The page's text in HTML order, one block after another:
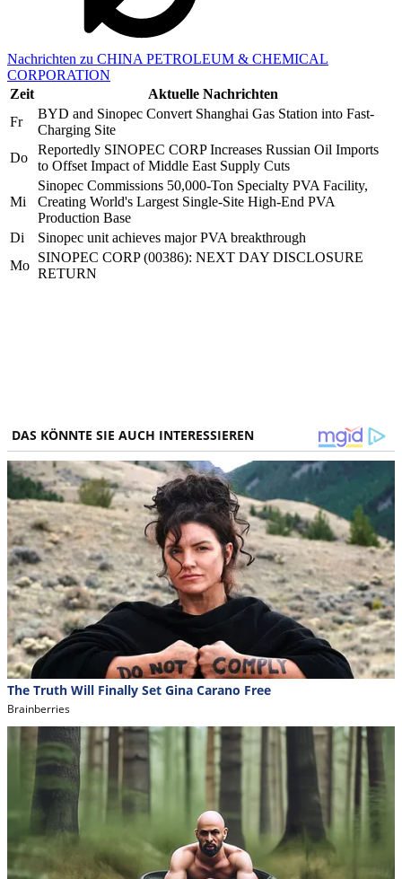
Nachrichten zu CHINA PETROLEUM & CHEMICAL
CORPORATION
Zeit
Aktuelle Nachrichten
Fr
BYD and Sinopec Convert Shanghai Gas Station into Fast-
Charging Site
Do
Reportedly SINOPEC CORP Increases Russian Oil Imports
to Offset Impact of Middle East Supply Cuts
Mi
Sinopec Commissions 50,000-Ton Specialty PVA Facility,
Creating World's Largest Single-Site High-End PVA
Production Base
Di
Sinopec unit achieves major PVA breakthrough
Mo
SINOPEC CORP (00386): NEXT DAY DISCLOSURE
RETURN